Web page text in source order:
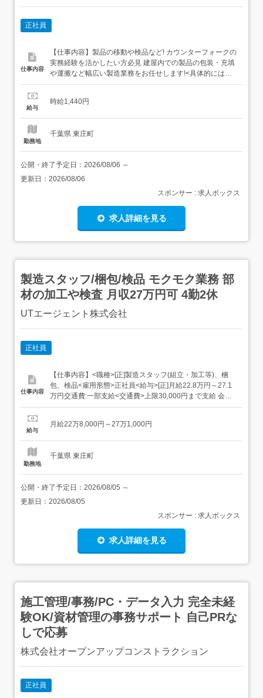
正社員
仕事内容
【仕事内容】製品の移動や検品など! カウンターフォークの
実務経験を活かしたい方必見 建屋内での製品の包装・充填
や運搬など幅広い製造業務をお任せします!<具体的には…>
製品の包装・充填 製品の移動・受入(フォークリフト使用)
ンス トラックへの積込作業⇒作業場にはスポットクーラー
給与
時給1,440円
勤務地
千葉県 東庄町
公開・終了予定日： 2026/08/06 ～
更新日： 2026/08/06
スポンサー : 求人ボックス
求人詳細を見る
製造スタッフ/梱包/検品 モクモク業務 部
材の加工や検査 月収27万円可 4勤2休
UTエージェント株式会社
正社員
仕事内容
【仕事内容】<職種>[正]製造スタッフ(組立・加工等)、梱
包、検品<雇用形態>正社員<給与>[正]月給22.8万円～27.1
万円交通費:一部支給<交通費>上限30,000円まで支給 会社
規定有り月給:228,000円～271,000円(月給+各種手当) 日払
り可能!スマホからいつでも、カンタン申請!<仕事...
給与
月給22万8,000円～27万1,000円
勤務地
千葉県 東庄町
公開・終了予定日： 2026/08/05 ～
更新日： 2026/08/05
スポンサー : 求人ボックス
求人詳細を見る
施工管理/事務/PC・データ入力 完全未経
験OK/資材管理の事務サポート 自己PRな
しで応募
株式会社オープンアップコンストラクション
正社員